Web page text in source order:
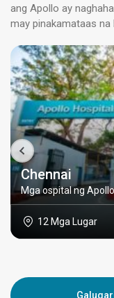
ang Apollo ay
may pinakamataas na
Chennai
Mga ospital ng
12 Mga Lugar